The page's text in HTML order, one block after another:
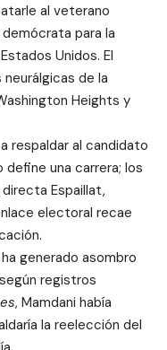
al veterano
para la
Unidos. El
de la
Heights y
respaldar al candidato
una carrera; los
Espaillat,
electoral recae
generado asombro
registros
, Mamdani había
la reelección del